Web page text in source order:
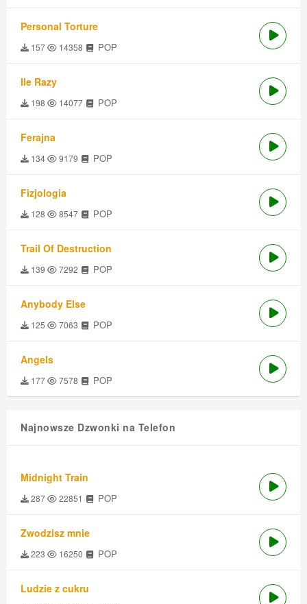
Personal Torture
157 14358 POP
Ile Razy
198 14077 POP
Ferajna
134 9179 POP
Fizjologia
128 8547 POP
Trail Of Destruction
139 7292 POP
Anybody Else
125 7063 POP
Angels
177 7578 POP
Najnowsze Dzwonki na Telefon
Midnight Train
287 22851 POP
Zwodzisz mnie
223 16250 POP
Ludzie z cukru